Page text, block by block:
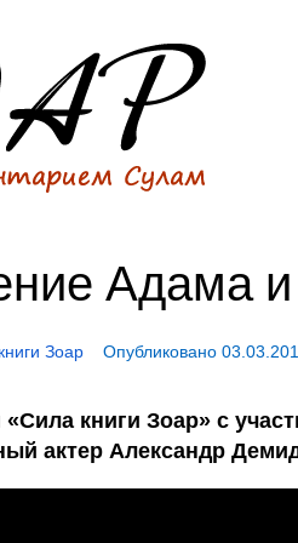
Адама
Зоар Опубликовано
книги Зоар» с
актер Александр